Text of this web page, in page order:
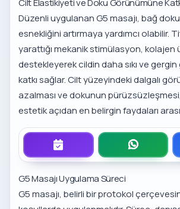
Cilt Elastikiyeti ve Doku Görünümüne
Düzenli uygulanan G5 masajı, bağ
esnekliğini artırmaya yardımcı olabilir.
yarattığı mekanik stimülasyon, kolajen
destekleyerek cildin daha sıkı ve
katkı sağlar. Cilt yüzeyindeki dalgalı
azalması ve dokunun
estetik açıdan en belirgin faydaları
G5 Masajı Uygulama Süreci
G5 masajı, belirli bir protokol